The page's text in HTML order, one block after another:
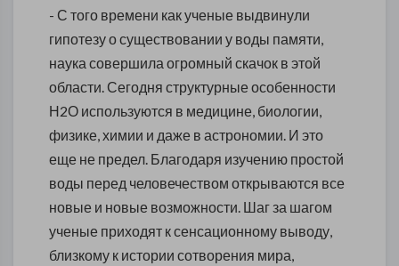
- С того времени как ученые выдвинули
гипотезу о существовании у воды памяти,
наука совершила огромный скачок в этой
области. Сегодня структурные особенности
Н2О используются в медицине, биологии,
физике, химии и даже в астрономии. И это
еще не предел. Благодаря изучению простой
воды перед человечеством открываются все
новые и новые возможности. Шаг за шагом
ученые приходят к сенсационному выводу,
близкому к истории сотворения мира,